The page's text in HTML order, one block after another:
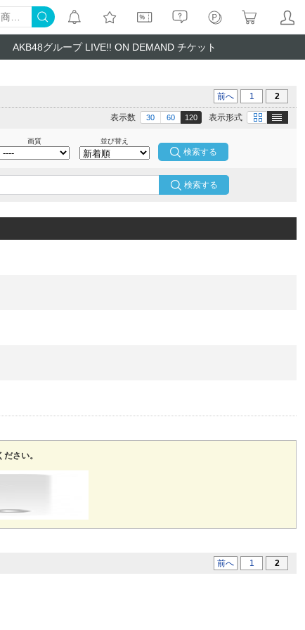
AKB48グループ LIVE!! ON DEMAND チケット
前へ 1 2
表示形式 画像
表示数 30 60 120
画質 並び替え
検索する
さい。
前へ 1 2